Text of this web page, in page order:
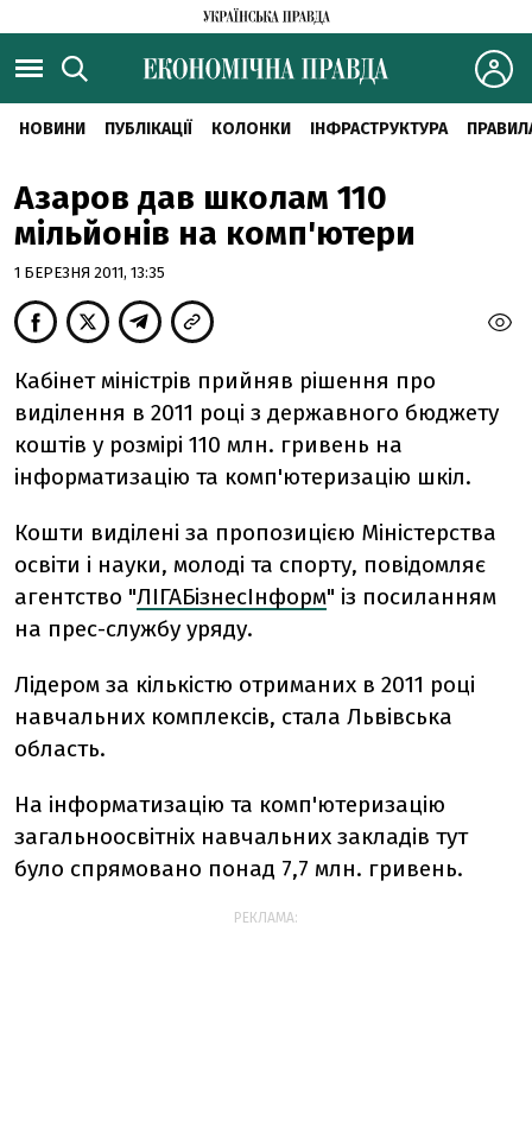
НОВИНИ ПУБЛІКАЦІЇ КОЛОНКИ ІНФРАСТРУКТУРА
Азаров дав школам 110
мільйонів на комп'ютери
1 БЕРЕЗНЯ 2011, 13:35
Кабінет міністрів прийняв рішення про
виділення в 2011 році з державного бюджету
коштів у розмірі 110 млн. гривень на
інформатизацію та комп'ютеризацію шкіл.
Кошти виділені за пропозицією Міністерства
освіти і науки, молоді та спорту, повідомляє
агентство "ЛІГАБізнесІнформ" із посиланням
на прес-службу уряду.
Лідером за кількістю отриманих в 2011 році
навчальних комплексів, стала Львівська
область.
На інформатизацію та комп'ютеризацію
загальноосвітніх навчальних закладів тут
було спрямовано понад 7,7 млн. гривень.
РЕКЛАМА: